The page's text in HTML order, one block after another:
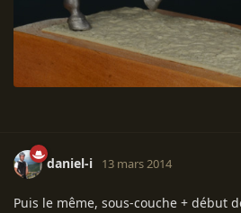
daniel-i 13 mars 2014
Puis le même, sous-couche + début